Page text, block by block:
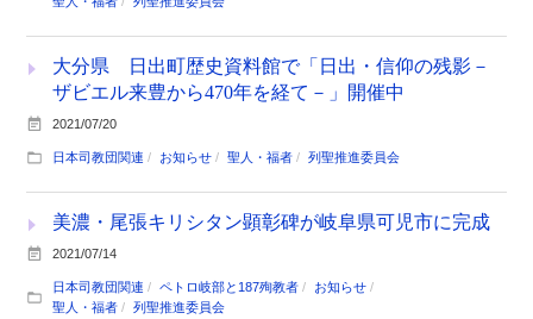
大分県 日出町歴史資料館で「日出・信仰の残影－
ザビエル来豊から470年を経て－」開催中
2021/07/20
日本司教団関連 お知らせ 聖人・福者 列聖推進委員会
美濃・尾張キリシタン顕彰碑が岐阜県可児市に完成
2021/07/14
日本司教団関連 ペトロ岐部と187殉教者
お知らせ
聖人・福者
列聖推進委員会